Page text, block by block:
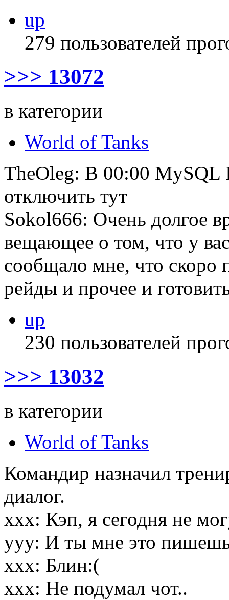
up
279 пользователей
>>> 13072
в категории
World of Tanks
TheOleg: В 00:00 MySQL
отключить тут
Sokol666: Очень долгое
вещающее о том, что у
сообщало мне, что скоро
рейды и прочее и
up
230 пользователей
>>> 13032
в категории
World of Tanks
Командир назначил
диалог.
ххх: Кэп, я сегодня не
ууу: И ты мне это пишешь
ххх: Блин:(
ххх: Не подумал чот..